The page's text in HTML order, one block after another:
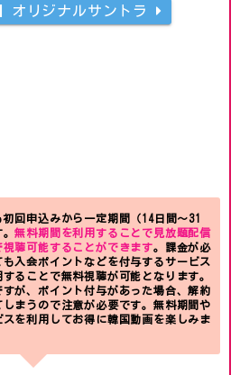
オリジナルサントラ
回申込みから一定期間（14日間～31
。無料期間を利用することで見放題配信
聴可能することができます。課金が必
入会ポイントなどを付与するサービス
ることで無料視聴が可能となります。
が、ポイント付与があった場合、解約
まうので注意が必要です。無料期間や
を利用してお得に韓国動画を楽しみま